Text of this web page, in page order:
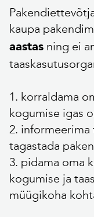
kaupa
aastas ning ei
1. korraldama
kogumise igas
2.
tagastada
3. pidama oma
kogumise ja
müügikoha